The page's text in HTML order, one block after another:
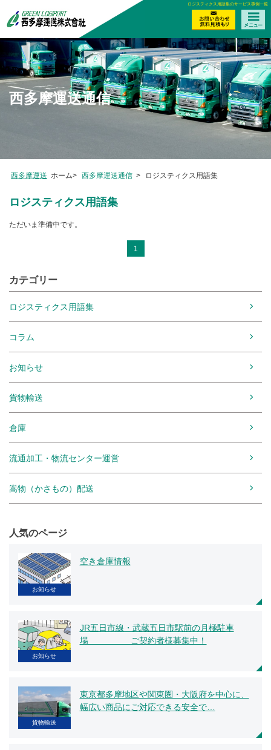
ロジスティクス用語集のサービス事例一覧
西多摩運送通信
西多摩運送 ホーム> 西多摩運送通信 > ロジスティクス用語集
ロジスティクス用語集
ただいま準備中です。
1
カテゴリー
ロジスティクス用語集
コラム
お知らせ
貨物輸送
倉庫
流通加工・物流センター運営
嵩物（かさもの）配送
人気のページ
お知らせ
空き倉庫情報
お知らせ
JR五日市線・武蔵五日市駅前の月極駐車
場 ご契約者様募集中！
貨物輸送
東京都多摩地区や関東圏・大阪府を中心に、
幅広い商品にご対応できる安全で…